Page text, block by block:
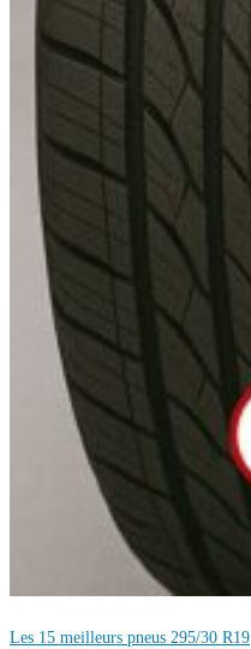
Les 15 meilleurs pneus 295/30 R19